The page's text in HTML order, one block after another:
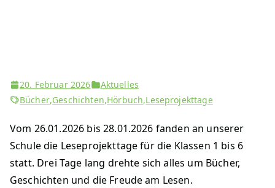
20. Februar 2026
Aktuelles
Bücher,Geschichten,Hörbuch,Leseprojekttage
Vom 26.01.2026 bis 28.01.2026 fanden an unserer
Schule die Leseprojekttage für die Klassen 1 bis 6
statt. Drei Tage lang drehte sich alles um Bücher,
Geschichten und die Freude am Lesen.